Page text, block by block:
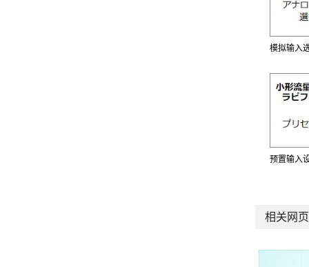
模拟输入
预置输入
相关网页